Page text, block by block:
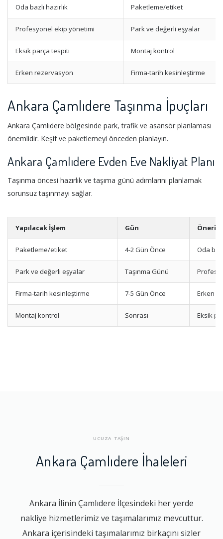
Oda bazlı hazırlık Paketleme/etiket
Profesyonel ekip yönetimi Park ve değerli eşyalar
Eksik parça tespiti Montaj kontrol
Erken rezervasyon Firma-tarih kesinleştirme
Ankara Çamlıdere Taşınma İpuçları
Ankara Çamlıdere bölgesinde park, trafik ve asansör planlaması
önemlidir. Keşif ve paketlemeyi önceden planlayın.
Ankara Çamlıdere Evden Eve Nakliyat Planı
Taşınma öncesi hazırlık ve taşıma günü adımlarını planlamak
sorunsuz taşınmayı sağlar.
Yapılacak İşlem Gün Öneri
Paketleme/etiket 4-2 Gün Önce Oda
Park ve değerli eşyalar Taşınma Günü
Firma-tarih kesinleştirme 7-5 Gün Önce Erken
Montaj kontrol Sonrası Eksik
UCUZA TAŞIN
Ankara Çamlıdere İhaleleri
Ankara İlinin Çamlıdere İlçesindeki her yerde
nakliye hizmetlerimiz ve taşımalarımız mevcuttur.
Ankara içerisindeki taşımalarımız birkaçını sizler